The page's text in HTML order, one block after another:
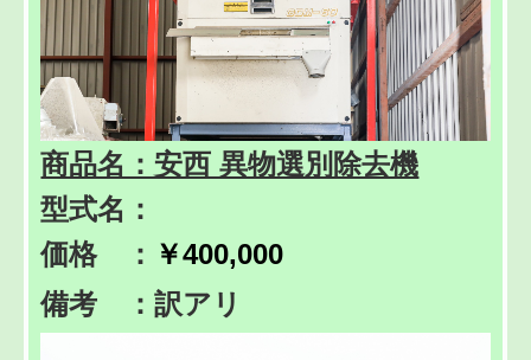
商品名：安西 異物選別除去機
型式名：
価格 ： ￥400,000
備考 ：訳アリ